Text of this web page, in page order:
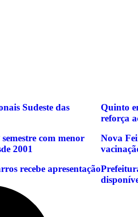
Sudeste das
Quinto
reforça
com menor
2001
Nova
recebe apresentação